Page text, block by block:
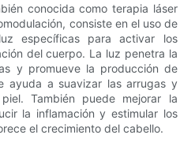
conocida como terapia láser
consiste en el uso de
específicas para activar los
del cuerpo. La luz penetra la
y promueve la producción de
ayuda a suavizar las arrugas y
También puede mejorar la
la inflamación y estimular los
el crecimiento del cabello.